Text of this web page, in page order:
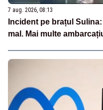
7 aug. 2026, 08:13
Incident pe brațul
mal. Mai multe